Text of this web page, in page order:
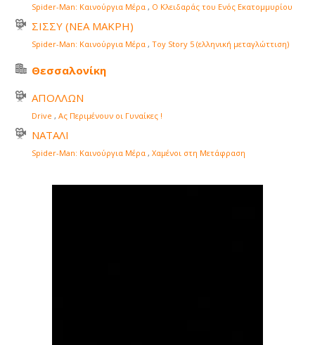
Spider-Man: Καινούργια Μέρα , Ο Κλειδαράς του Ενός Εκατομμυρίου
ΣΙΣΣΥ (ΝΕΑ ΜΑΚΡΗ)
Spider-Man: Καινούργια Μέρα , Toy Story 5 (ελληνική μεταγλώττιση)
Θεσσαλονίκη
ΑΠΟΛΛΩΝ
Drive , Ας Περιμένουν οι Γυναίκες !
ΝΑΤΑΛΙ
Spider-Man: Καινούργια Μέρα , Χαμένοι στη Μετάφραση